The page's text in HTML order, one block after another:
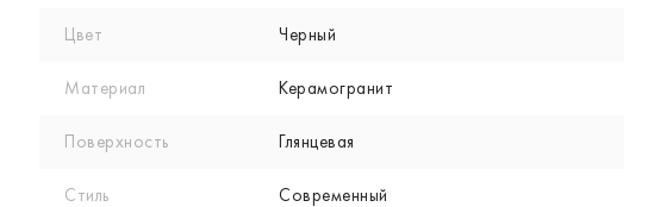
Цвет Черный
Материал Керамогранит
Поверхность Глянцевая
Стиль Современный